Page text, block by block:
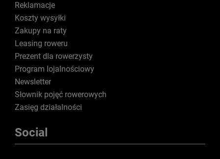
Reklamacje
Koszty wysyłki
Zakupy na raty
Leasing roweru
Prezent dla rowerzysty
Program lojalnościowy
Newsletter
Słownik pojęć rowerowych
Zasięg działalności
Social